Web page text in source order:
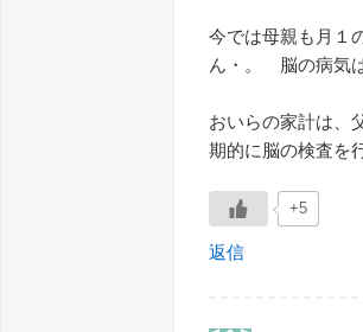
今では母親も月１
ん・。 脳の病気
おいらの家計は、
期的に脳の検査を
+5
返信